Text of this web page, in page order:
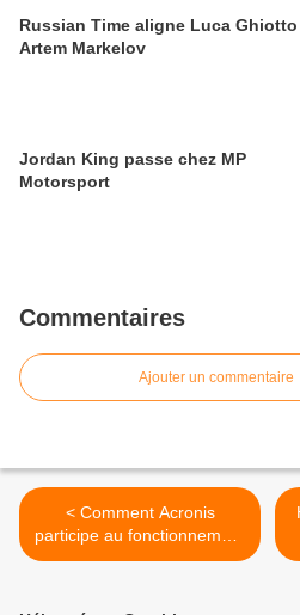
Russian Time aligne Luca
Artem Markelov
Jordan King passe chez MP
Motorsport
Commentaires
Ajouter un commentaire
< Comment Acronis
participe au fonctionnement
de Toro Rosso